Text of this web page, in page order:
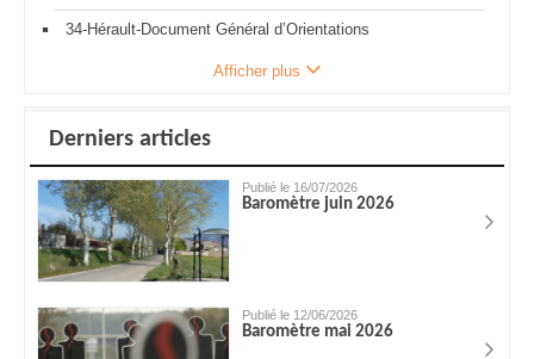
34-Hérault-Document Général d’Orientations
Afficher plus
Derniers articles
Publié le 16/07/2026
Baromètre juin 2026
Publié le 12/06/2026
Baromètre mai 2026